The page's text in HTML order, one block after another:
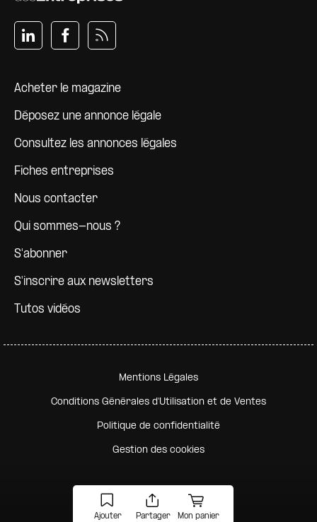
Ajouter Partager Mon panier
Pied de page
Acheter le magazine
Déposez une annonce légale
Consultez les annonces légales
Fiches entreprises
Nous contacter
Qui sommes-nous ?
S'abonner
S'inscrire aux newsletters
Tutos vidéos
Pied de page secondaire
Mentions Légales
Conditions Générales d'Utilisation et de Ventes
Politique de confidentialité
Gestion des cookies